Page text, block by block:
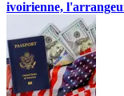
ivoirienne,